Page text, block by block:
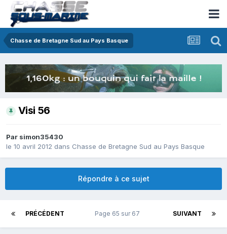
Chasse de Bretagne Sud au Pays Basque
Visi 56
Par simon35430
le 10 avril 2012 dans Chasse de Bretagne Sud au Pays Basque
Répondre à ce sujet
PRÉCÉDENT SUIVANT
Page 65 sur 67